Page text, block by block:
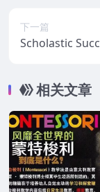
下一篇
Scholastic
相关文章